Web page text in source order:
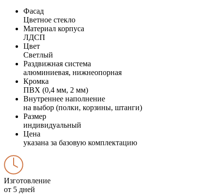
Фасад
Цветное стекло
Материал корпуса
ЛДСП
Цвет
Светлый
Раздвижная система
алюминиевая, нижнеопорная
Кромка
ПВХ (0,4 мм, 2 мм)
Внутреннее наполнение
на выбор (полки, корзины, штанги)
Размер
индивидуальный
Цена
указана за базовую комплектацию
Изготовление
от 5 дней